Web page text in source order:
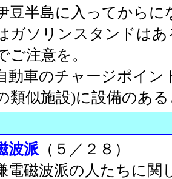
豆半島に入ってから
ガソリンスタンドは
ご注意を。
動車のチャージポイン
類似施設)に設備のあ
波派 （５／２８）
電磁波派の人たちに関